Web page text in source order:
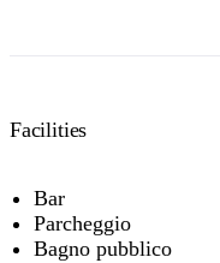
Facilities
Bar
Parcheggio
Bagno pubblico